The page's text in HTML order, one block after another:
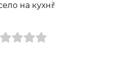
на кухні!